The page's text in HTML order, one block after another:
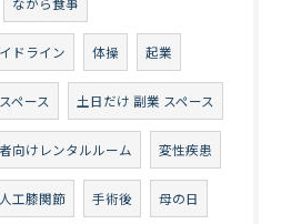
ドライン 体操 起業
ペース 土日だけ 副業 スペース
向けレンタルルーム 変性疾患
人工膝関節 手術後 母の日